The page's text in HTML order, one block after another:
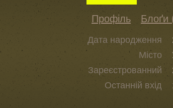
Профіль Блоґи
Дата народження
Місто
Зареєстрованний
Останній вхід